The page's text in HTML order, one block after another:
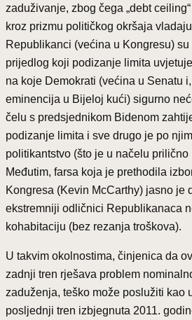
zaduživanje, zbog čega „debt
kroz prizmu političkog okršaja
Republikanci (većina u Kongresu)
prijedlog koji podizanje limita
na koje Demokrati (većina u Senatu
eminencija u Bijeloj kući) sigurno
čelu s predsjednikom Bidenom
podizanje limita i sve drugo je po
politikantstvo (što je u načelu
Međutim, farsa koja je prethodila
Kongresa (Kevin McCarthy) jasno je
ekstremniji odličnici Republikanaca
kohabitaciju (bez rezanja troškova).
U takvim okolnostima, činjenica da
zadnji tren rješava problem
zaduženja, teško može poslužiti kao
posljednji tren izbjegnuta 2011.